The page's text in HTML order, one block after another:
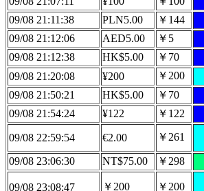
09/08 21:11:38
PLN5.00 ￥144
09/08 21:12:06
AED5.00 ￥5
09/08 21:12:38
HK$5.00 ￥70
09/08 21:20:08
¥200 ￥200
09/08 21:50:21
HK$5.00 ￥70
09/08 21:54:24
¥122 ￥122
09/08 22:59:54 €2.00 ￥261
09/08 23:06:30
NT$75.00 ￥298
09/08 23:08:47 ￥200 ￥200